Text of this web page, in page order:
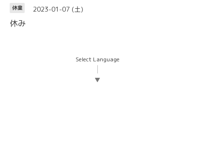
休業 2023-01-07 (土)
休み
Select Language
▼